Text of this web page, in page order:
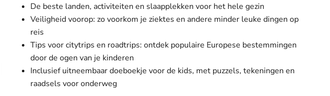
De beste landen, activiteiten en slaapplekken voor het hele gezin
Veiligheid voorop: zo voorkom je ziektes en andere minder leuke dingen op
reis
Tips voor citytrips en roadtrips: ontdek populaire Europese bestemmingen
door de ogen van je kinderen
Inclusief uitneembaar doeboekje voor de kids, met puzzels, tekeningen en
raadsels voor onderweg